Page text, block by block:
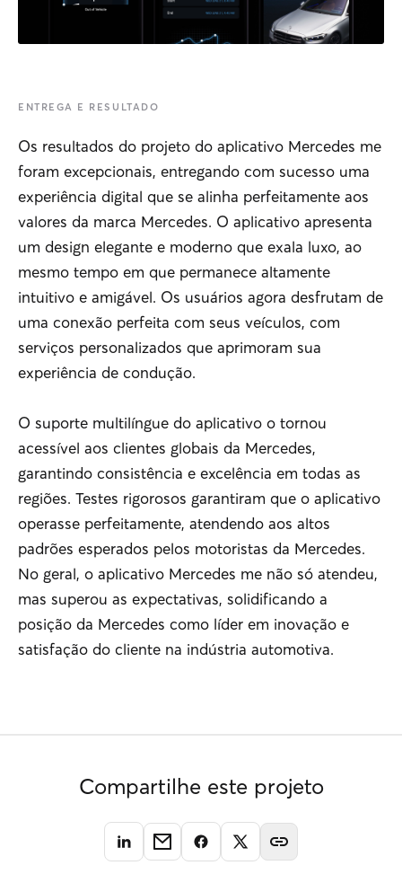
ENTREGA E RESULTADO
Os resultados do projeto do aplicativo Mercedes me
foram excepcionais, entregando com sucesso uma
experiência digital que se alinha perfeitamente aos
valores da marca Mercedes. O aplicativo apresenta
um design elegante e moderno que exala luxo, ao
mesmo tempo em que permanece altamente
intuitivo e amigável. Os usuários agora desfrutam de
uma conexão perfeita com seus veículos, com
serviços personalizados que aprimoram sua
experiência de condução.
O suporte multilíngue do aplicativo o tornou
acessível aos clientes globais da Mercedes,
garantindo consistência e excelência em todas as
regiões. Testes rigorosos garantiram que o aplicativo
operasse perfeitamente, atendendo aos altos
padrões esperados pelos motoristas da Mercedes.
No geral, o aplicativo Mercedes me não só atendeu,
mas superou as expectativas, solidificando a
posição da Mercedes como líder em inovação e
satisfação do cliente na indústria automotiva.
Compartilhe este projeto